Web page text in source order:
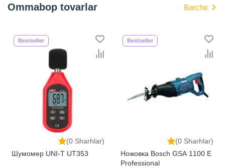
Ommabop tovarlar Barcha
(0 Sharhlar)
Bestseller
Шумомер UNI-T UT353
(0 Sharhlar)
Bestseller
Ножовка Bosch GSA 1100 E
Professional